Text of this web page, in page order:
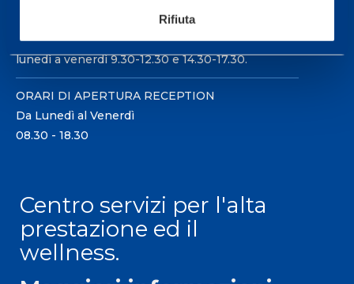
Rifiuta
Per prenotare una visita o avere ulteriori
informazioni: telefonare allo +39 0331 575757 da
lunedì a venerdì 9.30-12.30 e 14.30-17.30.
ORARI DI APERTURA RECEPTION
Da Lunedì al Venerdì
08.30 - 18.30
Centro servizi per l'alta
prestazione ed il
wellness.